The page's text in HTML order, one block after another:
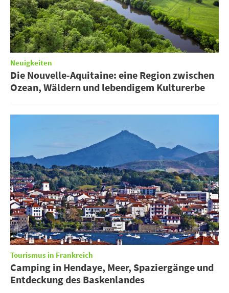
Neuigkeiten
Die Nouvelle-Aquitaine: eine Region zwischen
Ozean, Wäldern und lebendigem Kulturerbe
Tourismus in Frankreich
Camping in Hendaye, Meer, Spaziergänge und
Entdeckung des Baskenlandes